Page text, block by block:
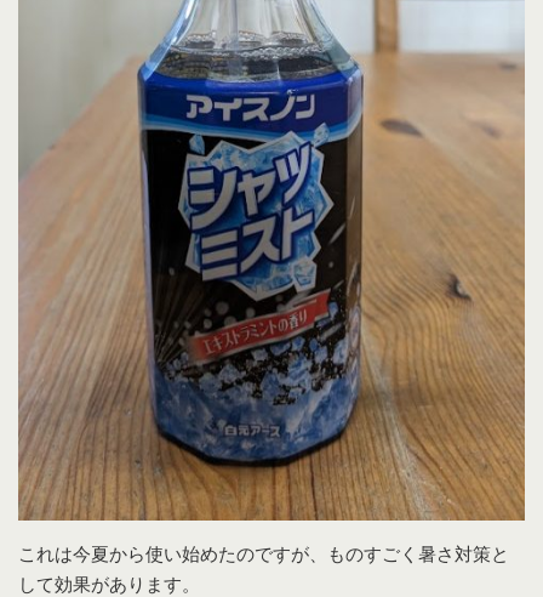
これは今夏から使い始めたのですが、ものすごく暑さ対策と
して効果があります。